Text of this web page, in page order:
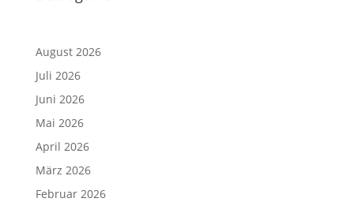
August 2026
Juli 2026
Juni 2026
Mai 2026
April 2026
März 2026
Februar 2026